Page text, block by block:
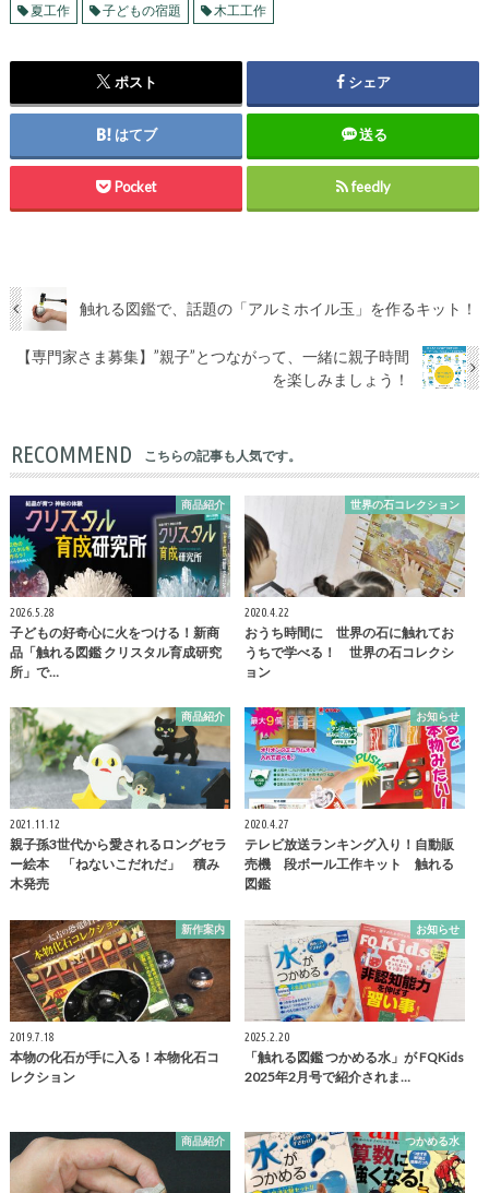
夏工作
子どもの宿題 木工工作
ポスト シェア
はてブ 送る
Pocket feedly
触れる図鑑で、話題の「アルミホイル玉」を作るキット！
【専門家さま募集】”親子”とつながって、一緒に親子時間
を楽しみましょう！
RECOMMEND こちらの記事も人気です。
商品紹介
2026.5.28
子どもの好奇心に火をつける！新商
品「触れる図鑑 クリスタル育成研究
所」で…
世界の石コレクション
2020.4.22
おうち時間に 世界の石に触れてお
うちで学べる！ 世界の石コレクシ
ョン
商品紹介
2021.11.12
親子孫3世代から愛されるロングセラ
ー絵本 「ねないこだれだ」 積み
木発売
お知らせ
2020.4.27
テレビ放送ランキング入り！自動販
売機 段ボール工作キット 触れる
図鑑
新作案内
2019.7.18
本物の化石が手に入る！本物化石コ
レクション
お知らせ
2025.2.20
「触れる図鑑 つかめる水」が FQKids
2025年2月号で紹介されま…
商品紹介 つかめる水